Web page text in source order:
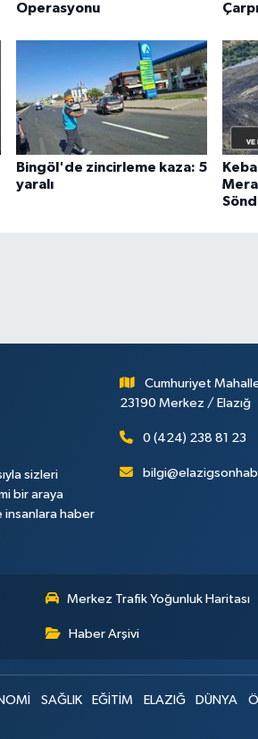
Operasyonu
Bingöl'de zincirleme kaza: 5
yaralı
sizleri
bir araya
insanlara haber
Cumhuriyet
23190 Merkez / Elazığ
0 (424) 238 81 23
Merkez Trafik Yoğunluk Haritası
Haber Arşivi
SAĞLIK EĞİTİM ELAZIĞ DÜNYA